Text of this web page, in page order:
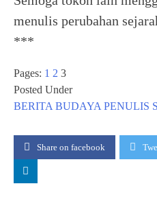
menulis perubahan
***
Pages: 1 2 3
Posted Under
BERITA BUDAYA PENULIS
Share on facebook